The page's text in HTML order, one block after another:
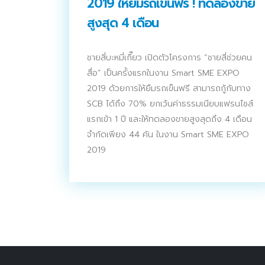
บริการของเรา
ประชาสัมพันธ์ผ่านสื่อออฟไลน์และสื่อออนไลน์
ผลงานของเรา
ผลิตสิ่งพิมพ์และที่เกี่ยวข้อง
พัฒนาผลิตภัณฑ์
อบรมสัมมนาออฟไลน์และออนไลน์
สูงสุด 4 เดือน
ชายสี่บะหมี่เกี๊ยว เปิดตัวโครงการ “ชายสี่ช่วยคน
สื่อ” เป็นครั้งแรกในงาน Smart SME EXPO
2019 ด้วยการให้ยืมรถเข็นฟรี สามารถกู้กับทาง
SCB ได้ถึง 70% ยกเว้นค่าธรรมเนียบแฟรนไชส์
แรกเข้า 1 ปี และให้ทดลองขายสูงสุดถึง 4 เดือน
จำกัดเพียง 44 คัน ในงาน Smart SME EXPO
2019